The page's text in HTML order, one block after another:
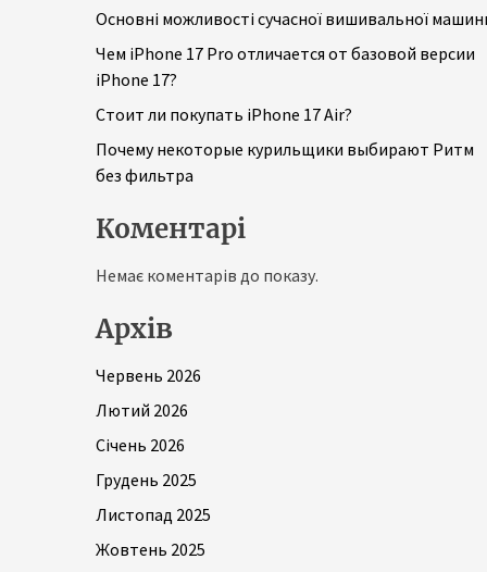
Основні можливості сучасної вишивальної
Чем iPhone 17 Pro отличается от базовой версии
iPhone 17?
Стоит ли покупать iPhone 17 Air?
Почему некоторые курильщики выбирают Ритм
без фильтра
Коментарі
Немає коментарів до показу.
Архів
Червень 2026
Лютий 2026
Січень 2026
Грудень 2025
Листопад 2025
Жовтень 2025